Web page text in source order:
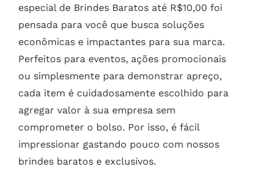
especial de Brindes Baratos até R$10,00 foi
pensada para você que busca soluções
econômicas e impactantes para sua marca.
Perfeitos para eventos, ações promocionais
ou simplesmente para demonstrar apreço,
cada item é cuidadosamente escolhido para
agregar valor à sua empresa sem
comprometer o bolso. Por isso, é fácil
impressionar gastando pouco com nossos
brindes baratos e exclusivos.